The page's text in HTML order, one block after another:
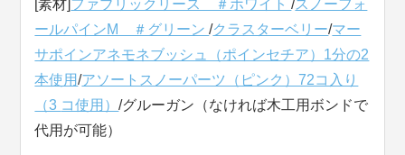
[素材]ファブリックリース ＃ホワイト/スノーフォ
ールパインM ＃グリーン/クラスターベリー/マー
サポインアネモネブッシュ（ポインセチア）1分の2
本使用/アソートスノーパーツ（ピンク）72コ入り
（3 コ使用）/グルーガン（なければ木工用ボンドで
代用が可能）